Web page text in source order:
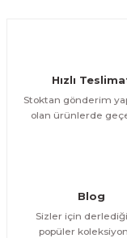
Bu ürüne
Hızlı
Stoktan gönderim
olan ürünlerde
Blog
Sizler için
popüler